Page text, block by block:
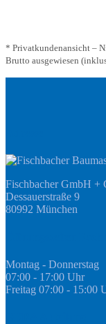
* Privatkundenansicht –
Brutto ausgewiesen
Fischbacher GmbH +
Dessauerstraße 9
80992 München
Montag - Donnerstag
07:00 - 17:00 Uhr
Freitag 07:00 - 15:00